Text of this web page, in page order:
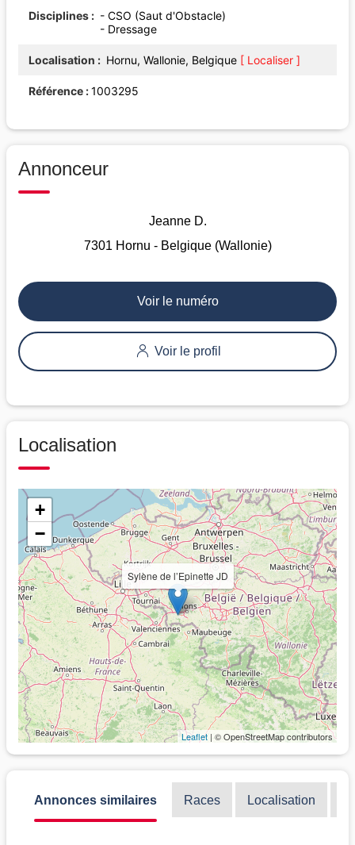
Disciplines
- CSO (Saut d'Obstacle)
- Dressage
Localisation Hornu, Wallonie, Belgique [ Localiser ]
Référence 1003295
Annonceur
Jeanne D.
7301 Hornu - Belgique (Wallonie)
Voir le numéro
Voir le profil
Localisation
Sylène de l’Epinette JD
+
−
Leaflet | © OpenStreetMap contributors
Annonces similaires Races Localisation